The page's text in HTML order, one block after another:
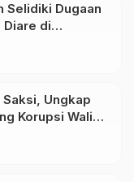
Selidiki Dugaan
Diare di
Penyelidikan
Saksi, Ungkap
Korupsi Wali
Maidi